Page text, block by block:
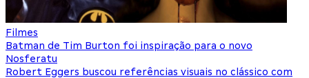
Filmes
Batman de Tim Burton foi inspiração para o novo
Nosferatu
Robert Eggers buscou referências visuais no clássico com